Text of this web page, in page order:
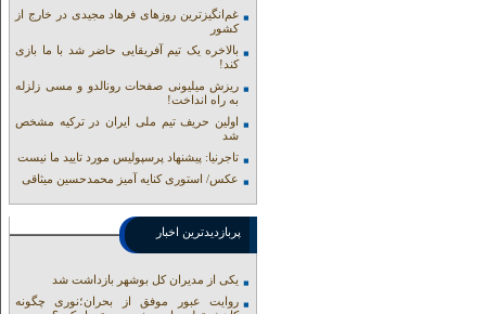
غم‌انگیزترین روزهای فرهاد مجیدی در خارج از
کشور
بالاخره یک تیم آفریقایی حاضر شد با ما بازی
کند!
ریزش میلیونی صفحات رونالدو و مسی زلزله
به راه انداخت!
اولین حریف تیم ملی ایران در ترکیه مشخص
شد
تاجرنیا: پیشنهاد پرسپولیس مورد تایید ما نیست
عکس/ استوری کنایه آمیز محمدحسین میثاقی
پربازدیدترین اخبار
یکی از مدیران کل بوشهر بازداشت شد
روایت عبور موفق از بحران؛نوری چگونه